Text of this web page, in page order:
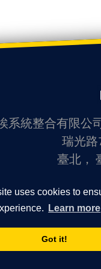
uses cookies to
Learn more
Got it!
系統整合有限公
瑞光
臺北，